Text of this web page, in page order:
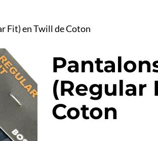
Fit) en Twill de Coton
(Regular
Coton